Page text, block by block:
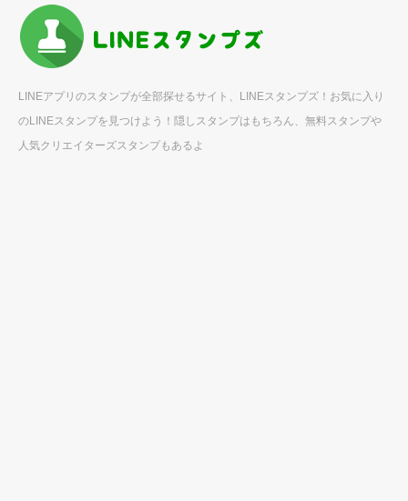
LINEアプリのスタンプが全部探せるサイト、LINEスタンプズ！お気に入り
のLINEスタンプを見つけよう！隠しスタンプはもちろん、無料スタンプや
人気クリエイターズスタンプもあるよ